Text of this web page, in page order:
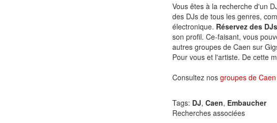
Vous êtes à la recherche d'un
des DJs de tous les genres,
électronique. Réservez des
son profil. Ce-faisant, vous
autres groupes de Caen sur
Pour vous et l'artiste. De cette
Consultez nos groupes de Caen
Tags: DJ, Caen, Embaucher
Recherches associées